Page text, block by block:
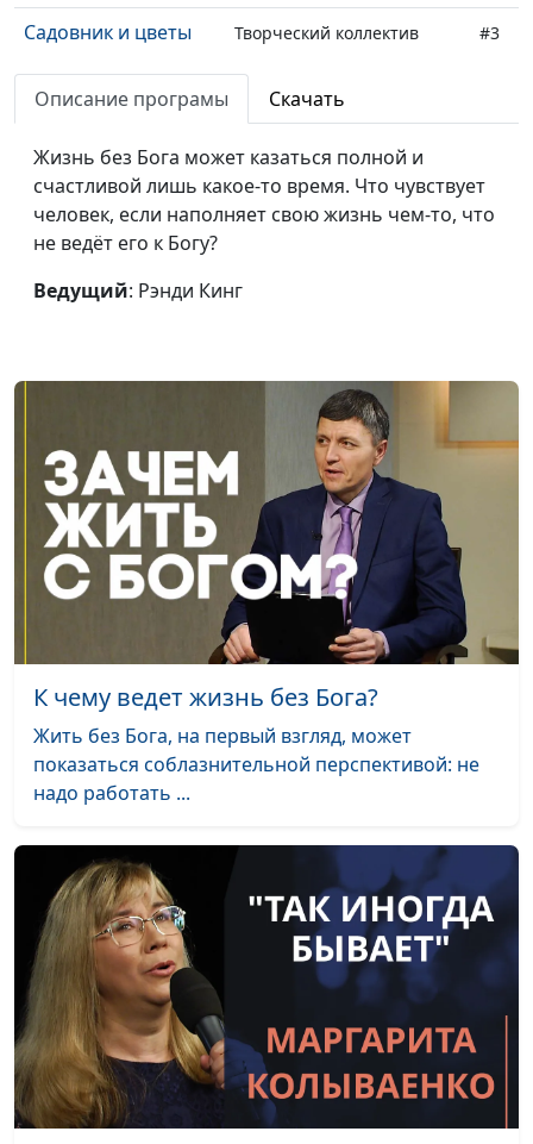
Садовник и цветы
Творческий коллектив
#3
Небесный подарок
Творческий коллектив
Доброе сердце
Творческий коллектив
«Syzran проСВЕТ»
#1
Описание програмы Скачать
Жизнь без Бога может казаться полной и
счастливой лишь какое-то время. Что чувствует
человек, если наполняет свою жизнь чем-то, что
не ведёт его к Богу?
Ведущий: Рэнди Кинг
К чему ведет жизнь без Бога?
Жить без Бога, на первый взгляд, может
показаться соблазнительной перспективой: не
надо работать ...